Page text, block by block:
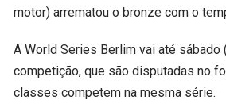
motor) arrematou o bronze com o
A World Series Berlim vai até
competição, que são disputadas no
classes competem na mesma série.